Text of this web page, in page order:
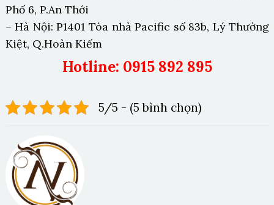
Phố 6, P.An Thới
– Hà Nội: P1401 Tòa nhà Pacific số 83b, Lý Thường
Kiệt, Q.Hoàn Kiếm
Hotline: 0915 892 895
5/5 - (5 bình chọn)